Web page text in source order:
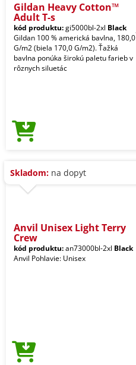
Gildan Heavy Cotton™
Adult T-s
kód produktu:gi5000bl-2xl Black
Gildan 100 % americká bavlna, 180,0
G/m2 (biela 170,0 G/m2). Ťažká
bavlna ponúka širokú paletu farieb v
rôznych siluetác
Skladom: na dopyt
Anvil Unisex Light Terry
Crew
kód produktu:an73000bl-2xl Black
Anvil Pohlavie: Unisex